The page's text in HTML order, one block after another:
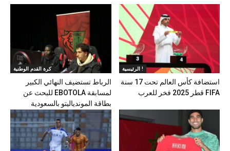
كرة القدم الوطنية
الرباط تستضيف النهائي الكبير
لمسابقة EBOTOLA للبحث عن
بطاقة الموندياليتو بالسعودية
الرئيسية !
استضافة كأس العالم تحت 17 سنة
FIFA قطر 2025 فخر للعرب